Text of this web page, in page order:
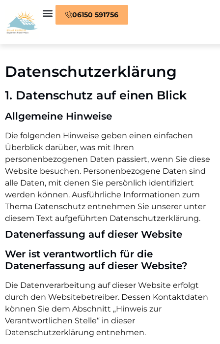
06150 591756
Datenschutz­erklärung
1. Datenschutz auf einen Blick
Allgemeine Hinweise
Die folgenden Hinweise geben einen einfachen
Überblick darüber, was mit Ihren
personenbezogenen Daten passiert, wenn Sie diese
Website besuchen. Personenbezogene Daten sind
alle Daten, mit denen Sie persönlich identifiziert
werden können. Ausführliche Informationen zum
Thema Datenschutz entnehmen Sie unserer unter
diesem Text aufgeführten Datenschutzerklärung.
Datenerfassung auf dieser Website
Wer ist verantwortlich für die
Datenerfassung auf dieser Website?
Die Datenverarbeitung auf dieser Website erfolgt
durch den Websitebetreiber. Dessen Kontaktdaten
können Sie dem Abschnitt „Hinweis zur
Verantwortlichen Stelle“ in dieser
Datenschutzerklärung entnehmen.